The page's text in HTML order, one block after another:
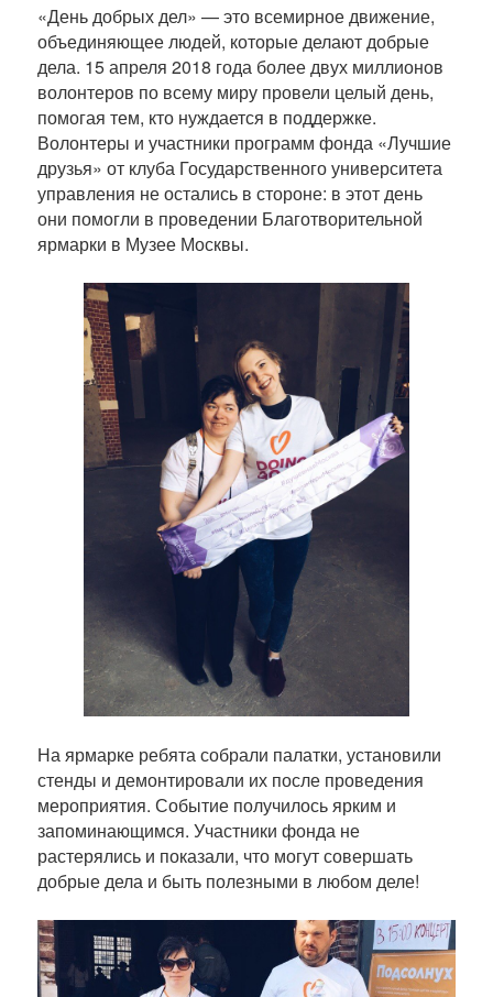
к
а
ц
и
и
«День добрых дел» — это всемирное движение,
объединяющее людей, которые делают добрые
дела. 15 апреля 2018 года более двух миллионов
волонтеров по всему миру провели целый день,
помогая тем, кто нуждается в поддержке.
Волонтеры и участники программ фонда «Лучшие
друзья» от клуба Государственного университета
управления не остались в стороне: в этот день
они помогли в проведении Благотворительной
ярмарки в Музее Москвы.
На ярмарке ребята собрали палатки, установили
стенды и демонтировали их после проведения
мероприятия. Событие получилось ярким и
запоминающимся. Участники фонда не
растерялись и показали, что могут совершать
добрые дела и быть полезными в любом деле!